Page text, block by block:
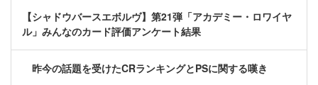
【シャドウバースエボルヴ】第21弾「アカデミー・ロワイヤ
ル」みんなのカード評価アンケート結果
昨今の話題を受けたCRランキングとPSに関する嘆き